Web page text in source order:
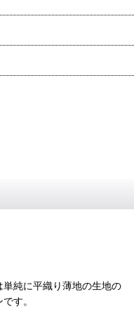
純に平織り薄地の生地の
す。